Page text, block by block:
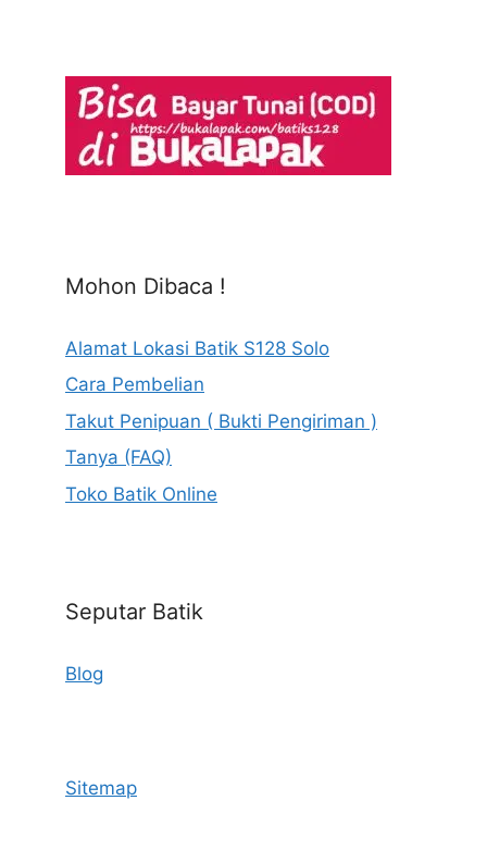
Mohon Dibaca !
Alamat Lokasi Batik S128 Solo
Cara Pembelian
Takut Penipuan ( Bukti Pengiriman )
Tanya (FAQ)
Toko Batik Online
Seputar Batik
Blog
Sitemap